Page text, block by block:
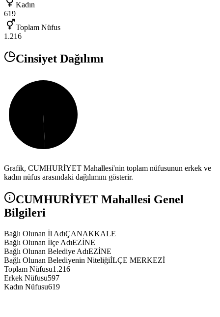
Kadın
619
Toplam Nüfus
1.216
Cinsiyet Dağılımı
Grafik, CUMHURİYET Mahallesi'nin toplam nüfusunun erkek ve
kadın nüfus arasındaki dağılımını gösterir.
CUMHURİYET Mahallesi Genel
Bilgileri
Bağlı Olunan İl AdıÇANAKKALE
Bağlı Olunan İlçe AdıEZİNE
Bağlı Olunan Belediye AdıEZİNE
Bağlı Olunan Belediyenin NiteliğiİLÇE MERKEZİ
Toplam Nüfusu1.216
Erkek Nüfusu597
Kadın Nüfusu619